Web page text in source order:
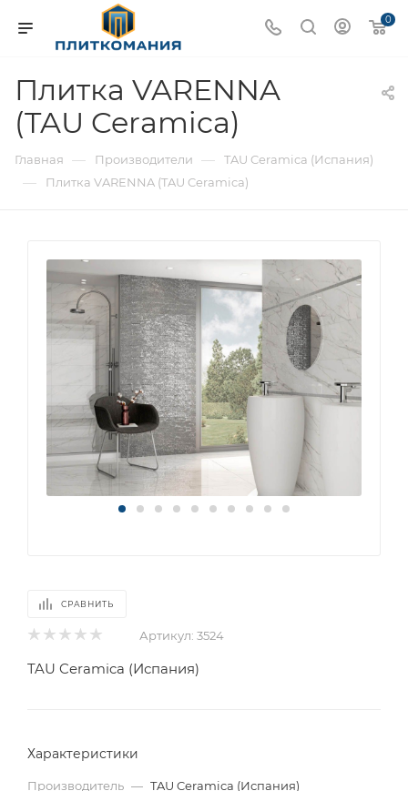
0
Плитка VARENNA
(TAU Ceramica)
Главная — Производители — TAU Ceramica (Испания)
— Плитка VARENNA (TAU Ceramica)
СРАВНИТЬ
Артикул: 3524
TAU Ceramica (Испания)
Характеристики
Производитель — TAU Ceramica (Испания)